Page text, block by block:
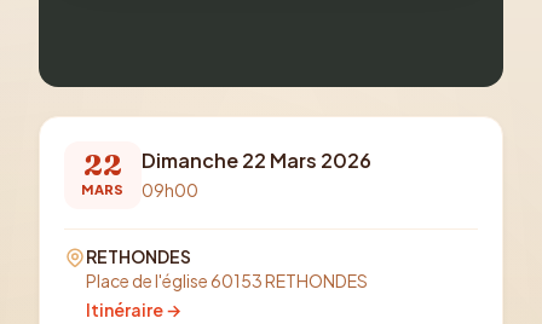
22
MARS
Dimanche 22 Mars 2026
09h00
RETHONDES
Place de l'église 60153 RETHONDES
Itinéraire →